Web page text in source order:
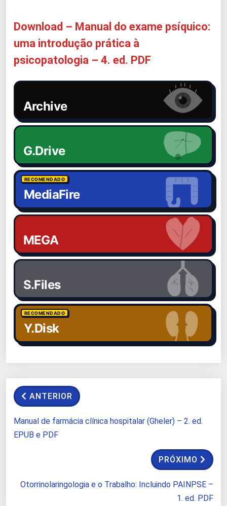
Download – Manual do exame psíquico:
uma introdução prática à
psicopatologia – 4. ed. PDF
Archive
G.Drive
RECOMENDADO
MediaFire
MEGA
S.Files
RECOMENDADO
Y.Disk
ANTERIOR
Manual de farmácia clínica hospitalar (Gheler) – 2. ed.
EPUB e PDF
PRÓXIMO
Otorrinolaringologia e o Trabalho: Incluindo PAINPSE –
1. ed. PDF